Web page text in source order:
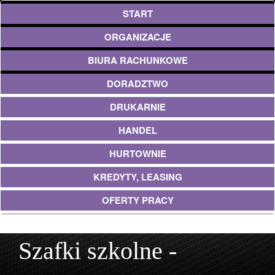
START
ORGANIZACJE
BIURA RACHUNKOWE
DORADZTWO
DRUKARNIE
HANDEL
HURTOWNIE
KREDYTY, LEASING
OFERTY PRACY
EKOLOGIA
ARCHITEKTURA
Szafki szkolne -